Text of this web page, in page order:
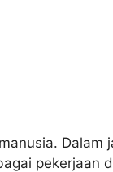
Dalam
pekerjaan